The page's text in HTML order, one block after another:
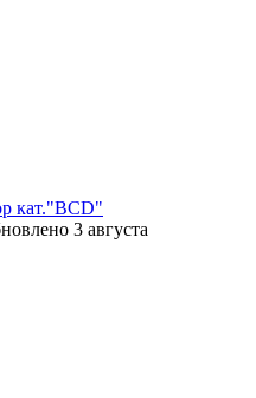
кат."BCD"
3 августа